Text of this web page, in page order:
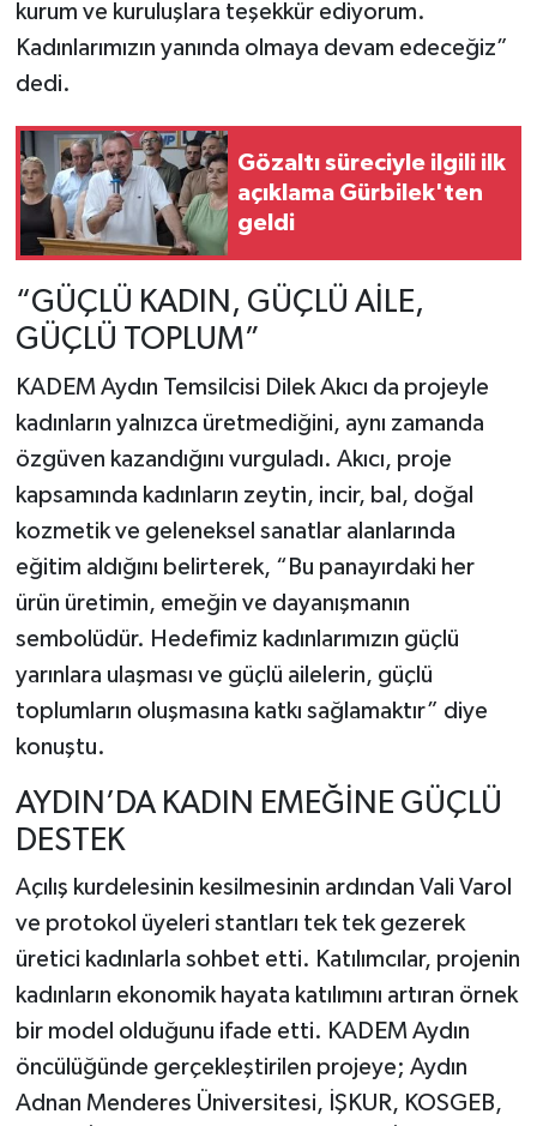
kurum ve kuruluşlara teşekkür ediyorum.
Kadınlarımızın yanında olmaya devam edeceğiz”
dedi.
Gözaltı süreciyle ilgili ilk
açıklama Gürbilek'ten
geldi
“GÜÇLÜ KADIN, GÜÇLÜ AİLE,
GÜÇLÜ TOPLUM”
KADEM Aydın Temsilcisi Dilek Akıcı da projeyle
kadınların yalnızca üretmediğini, aynı zamanda
özgüven kazandığını vurguladı. Akıcı, proje
kapsamında kadınların zeytin, incir, bal, doğal
kozmetik ve geleneksel sanatlar alanlarında
eğitim aldığını belirterek, “Bu panayırdaki her
ürün üretimin, emeğin ve dayanışmanın
sembolüdür. Hedefimiz kadınlarımızın güçlü
yarınlara ulaşması ve güçlü ailelerin, güçlü
toplumların oluşmasına katkı sağlamaktır” diye
konuştu.
AYDIN’DA KADIN EMEĞİNE GÜÇLÜ
DESTEK
Açılış kurdelesinin kesilmesinin ardından Vali Varol
ve protokol üyeleri stantları tek tek gezerek
üretici kadınlarla sohbet etti. Katılımcılar, projenin
kadınların ekonomik hayata katılımını artıran örnek
bir model olduğunu ifade etti. KADEM Aydın
öncülüğünde gerçekleştirilen projeye; Aydın
Adnan Menderes Üniversitesi, İŞKUR, KOSGEB,